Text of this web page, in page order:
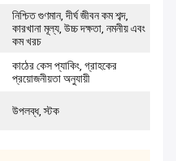
নিশ্চিত গুণমান, দীর্ঘ জীবন কম শব্দ,
কারখানা মূল্য, উচ্চ দক্ষতা, নমনীয় এবং
কম খরচ
কাঠের কেস প্যাকিং, গ্রাহকের
প্রয়োজনীয়তা অনুযায়ী
উপলব্ধ, স্টক